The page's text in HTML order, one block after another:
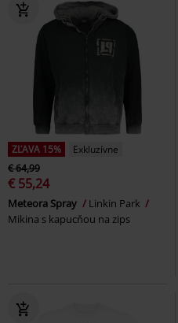
ZĽAVA 15%
Exkluzívne
€ 64,99
€ 55,24
Meteora Spray
Linkin Park
Mikina s kapucňou na zips